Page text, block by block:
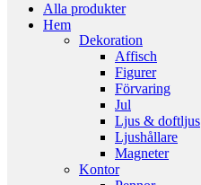
Alla produkter
Hem
Dekoration
Affisch
Figurer
Förvaring
Jul
Ljus & doftljus
Ljushållare
Magneter
Kontor